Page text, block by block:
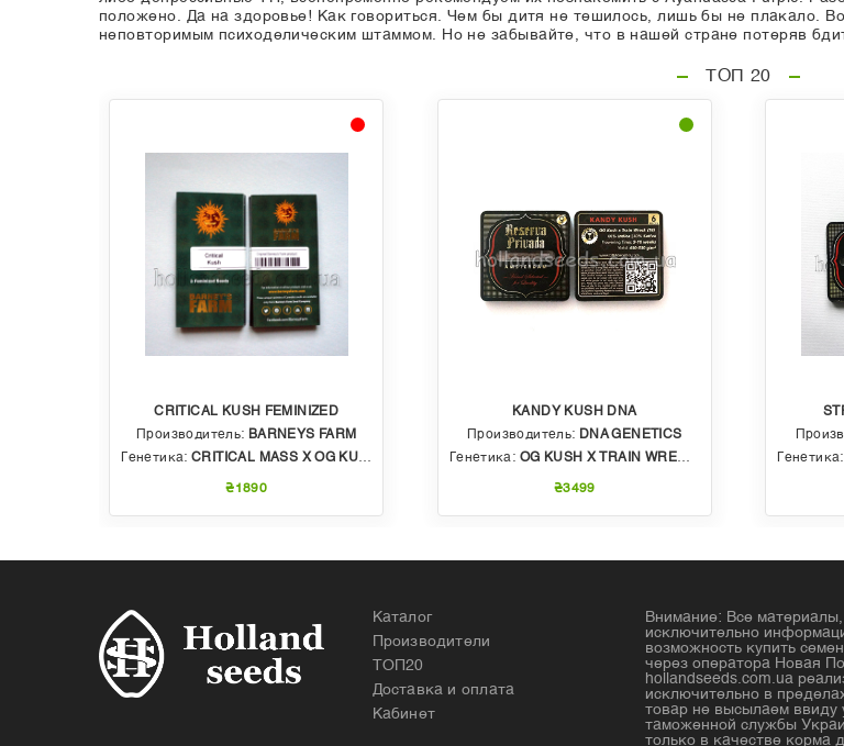
положено. Да на здоровье! Как говориться. Чем бы дитя не тешилось, лишь бы не плакало.
неповторимым психоделическим штаммом. Но не забывайте, что в нашей стране потеряв
ТОП 20
CRITICAL KUSH FEMINIZED
Производитель: BARNEYS FARM
Генетика:CRITICAL MASS X OG KUSH
₴1890
KANDY KUSH DNA
Производитель: DNA GENETICS
Генетика: OG KUSH X TRAIN WRECK (T4)
₴3499
Генетика:
Каталог
Производители
ТОП20
Доставка и оплата
Кабинет
Внимание: Все
исключительно
возможность купить
через оператора Новая
hollandseeds.com.ua
исключительно в
товар не высылаем ввиду
таможенной службы
только в качестве корма